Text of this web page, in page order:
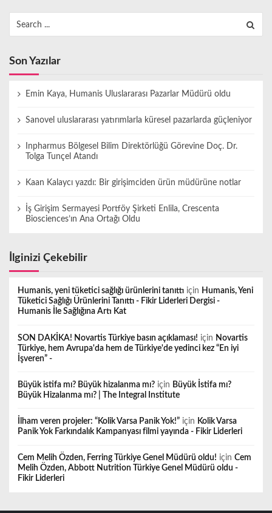
for:
Son Yazılar
Emin Kaya, Humanis Uluslararası Pazarlar Müdürü oldu
Sanovel uluslararası yatırımlarla küresel pazarlarda güçleniyor
Inpharmus Bölgesel Bilim Direktörlüğü Görevine Doç. Dr.
Tolga Tunçel Atandı
Kaan Kalaycı yazdı: Bir girişimciden ürün müdürüne notlar
İş Girişim Sermayesi Portföy Şirketi Enlila, Crescenta
Biosciences’ın Ana Ortağı Oldu
İlginizi Çekebilir
Humanis, yeni tüketici sağlığı ürünlerini tanıttı için Humanis, Yeni
Tüketici Sağlığı Ürünlerini Tanıttı - Fikir Liderleri Dergisi -
Humanis İle Sağlığına Artı Kat
SON DAKİKA! Novartis Türkiye basın açıklaması! için Novartis
Türkiye, hem Avrupa'da hem de Türkiye'de yedinci kez “En iyi
İşveren” -
Büyük istifa mı? Büyük hizalanma mı? için Büyük İstifa mı?
Büyük Hizalanma mı? | The Integral Institute
İlham veren projeler: “Kolik Varsa Panik Yok!” için Kolik Varsa
Panik Yok Farkındalık Kampanyası filmi yayında - Fikir Liderleri
Cem Melih Özden, Ferring Türkiye Genel Müdürü oldu! için Cem
Melih Özden, Abbott Nutrition Türkiye Genel Müdürü oldu -
Fikir Liderleri